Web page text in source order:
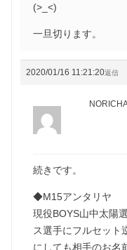
(>_<)
一旦切ります。
2020/01/16 11:21:20返信
続きです。
◆M15アンタリヤ
現役BOYS山中太陽
ス選手にフルセット
にしても相手のお名